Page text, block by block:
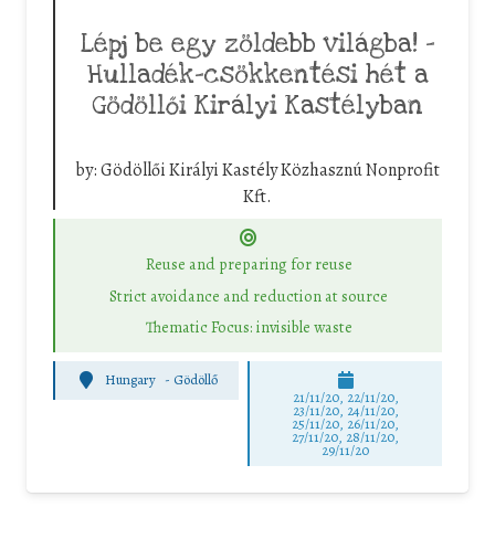
Lépj be egy zöldebb világba! –
Hulladék-csökkentési hét a
Gödöllői Királyi Kastélyban
by:Gödöllői Királyi Kastély Közhasznú Nonprofit
Kft.
Reuse and preparing for reuse
Strict avoidance and reduction at source
Thematic Focus: invisible waste
Hungary - Gödöllő
21/11/20, 22/11/20,
23/11/20, 24/11/20,
25/11/20, 26/11/20,
27/11/20, 28/11/20,
29/11/20